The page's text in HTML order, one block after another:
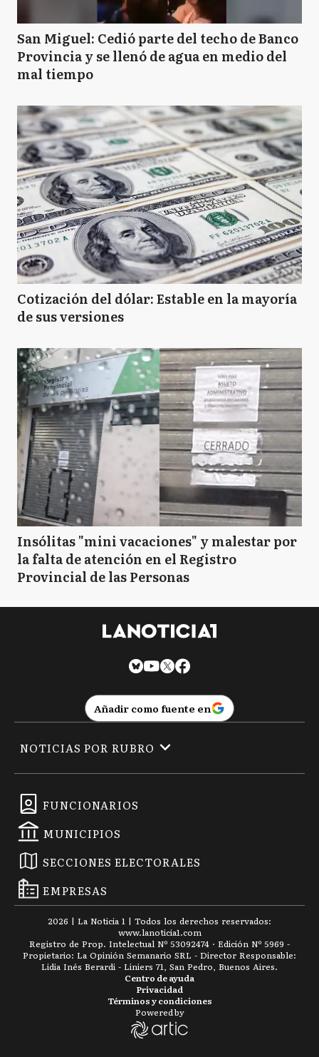
San Miguel: Cedió parte del techo de Banco
Provincia y se llenó de agua en medio del
mal tiempo
Cotización del dólar: Estable en la mayoría
de sus versiones
Insólitas "mini vacaciones" y malestar por
la falta de atención en el Registro
Provincial de las Personas
Añadir como fuente en
FUNCIONARIOS
MUNICIPIOS
SECCIONES ELECTORALES
EMPRESAS
NOTICIAS POR RUBRO
2026 | La Noticia 1 | Todos los derechos reservados:
www.lanoticia1.com
Registro de Prop. Intelectual Nº 53092474 · Edición Nº 5969 -
Propietario: La Opinión Semanario SRL - Director Responsable:
Lidia Inés Berardi - Liniers 71, San Pedro, Buenos Aires.
Términos y condiciones
Privacidad
Centro de ayuda
Powered by